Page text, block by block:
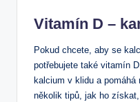
Vitamín D –
Pokud chcete, ‍aby se⁣
potřebujete také vitamín
kalcium ⁢v klidu a
několik⁣ tipů, jak ho